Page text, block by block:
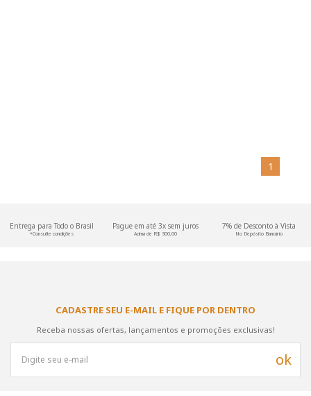
1
Entrega para Todo o Brasil
*Consulte condições
Pague em até 3x sem juros
Acima de R$ 300,00
7% de Desconto à Vista
No Depósito Bancário
CADASTRE SEU E-MAIL E FIQUE POR DENTRO
Receba nossas ofertas, lançamentos e promoções exclusivas!